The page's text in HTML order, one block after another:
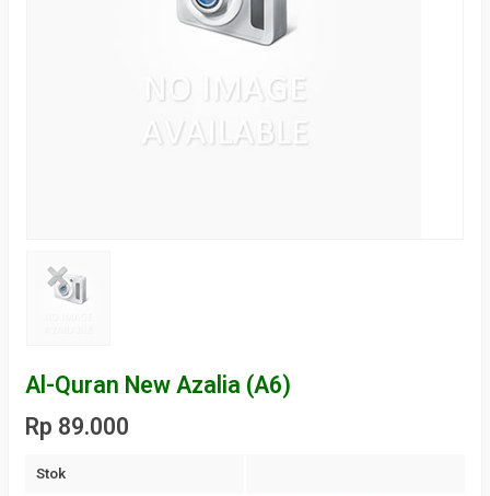
Al-Quran New Azalia (A6)
Rp 89.000
Stok